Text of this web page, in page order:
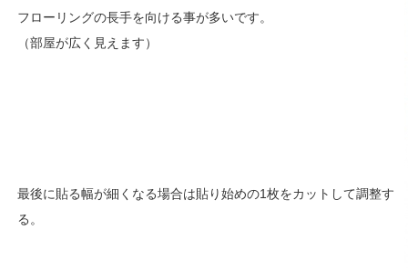
フローリングの長手を向ける事が多いです。
（部屋が広く見えます）
最後に貼る幅が細くなる場合は貼り始めの1枚をカットして調整す
る。